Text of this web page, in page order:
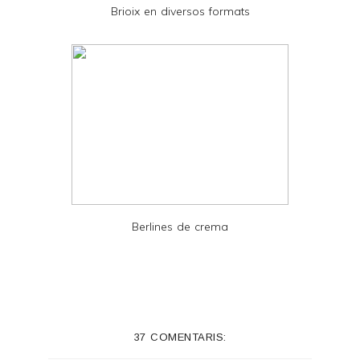
Brioix en diversos formats
Berlines de crema
37 COMENTARIS: